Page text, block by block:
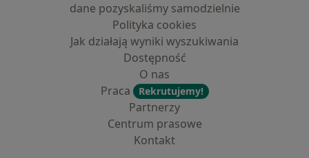
dane pozyskaliśmy samodzielnie
Polityka cookies
Jak działają wyniki wyszukiwania
Dostępność
O nas
Praca
Rekrutujemy!
Partnerzy
Centrum prasowe
Kontakt